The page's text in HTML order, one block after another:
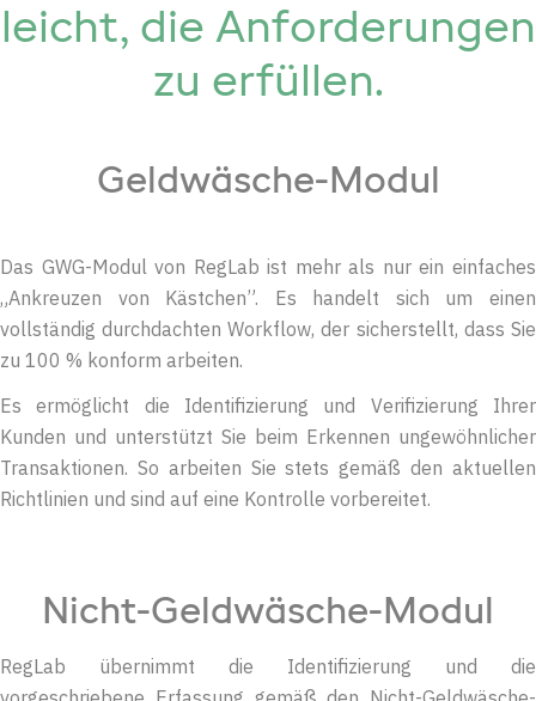
leicht, die Anforderungen
zu erfüllen.
Geldwäsche-Modul
Das GWG-Modul von RegLab ist mehr als nur ein einfaches
„Ankreuzen von Kästchen”. Es handelt sich um einen
vollständig durchdachten Workflow, der sicherstellt, dass Sie
zu 100 % konform arbeiten.
Es ermöglicht die Identifizierung und Verifizierung Ihrer
Kunden und unterstützt Sie beim Erkennen ungewöhnlicher
Transaktionen. So arbeiten Sie stets gemäß den aktuellen
Richtlinien und sind auf eine Kontrolle vorbereitet.
Nicht-Geldwäsche-Modul
RegLab übernimmt die Identifizierung und die